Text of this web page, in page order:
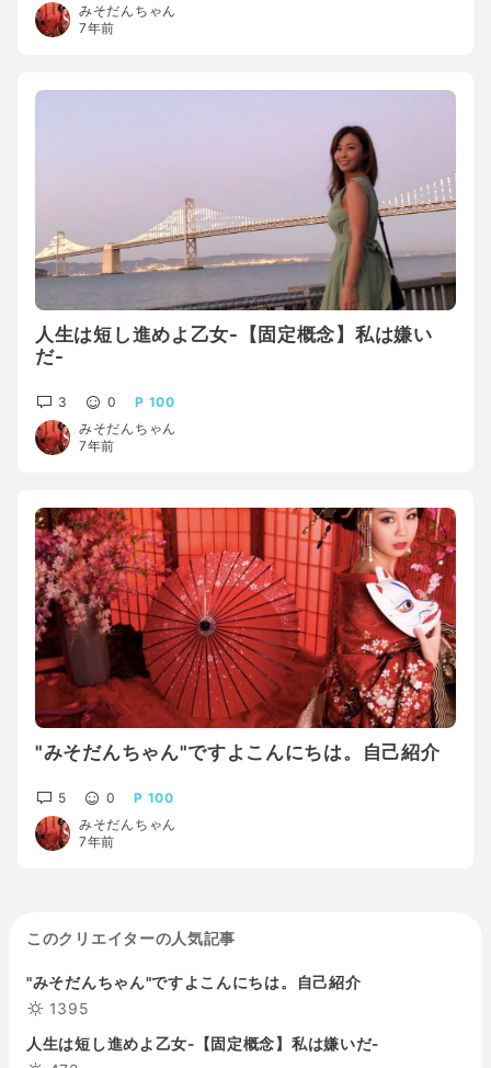
みそだんちゃん
7年前
人生は短し進めよ乙女-【固定概念】私は嫌い
だ-
3 0
100
みそだんちゃん
7年前
"みそだんちゃん"ですよこんにちは。自己紹介
5 0
100
みそだんちゃん
7年前
このクリエイターの人気記事
"みそだんちゃん"ですよこんにちは。自己紹介
1395
人生は短し進めよ乙女-【固定概念】私は嫌いだ-